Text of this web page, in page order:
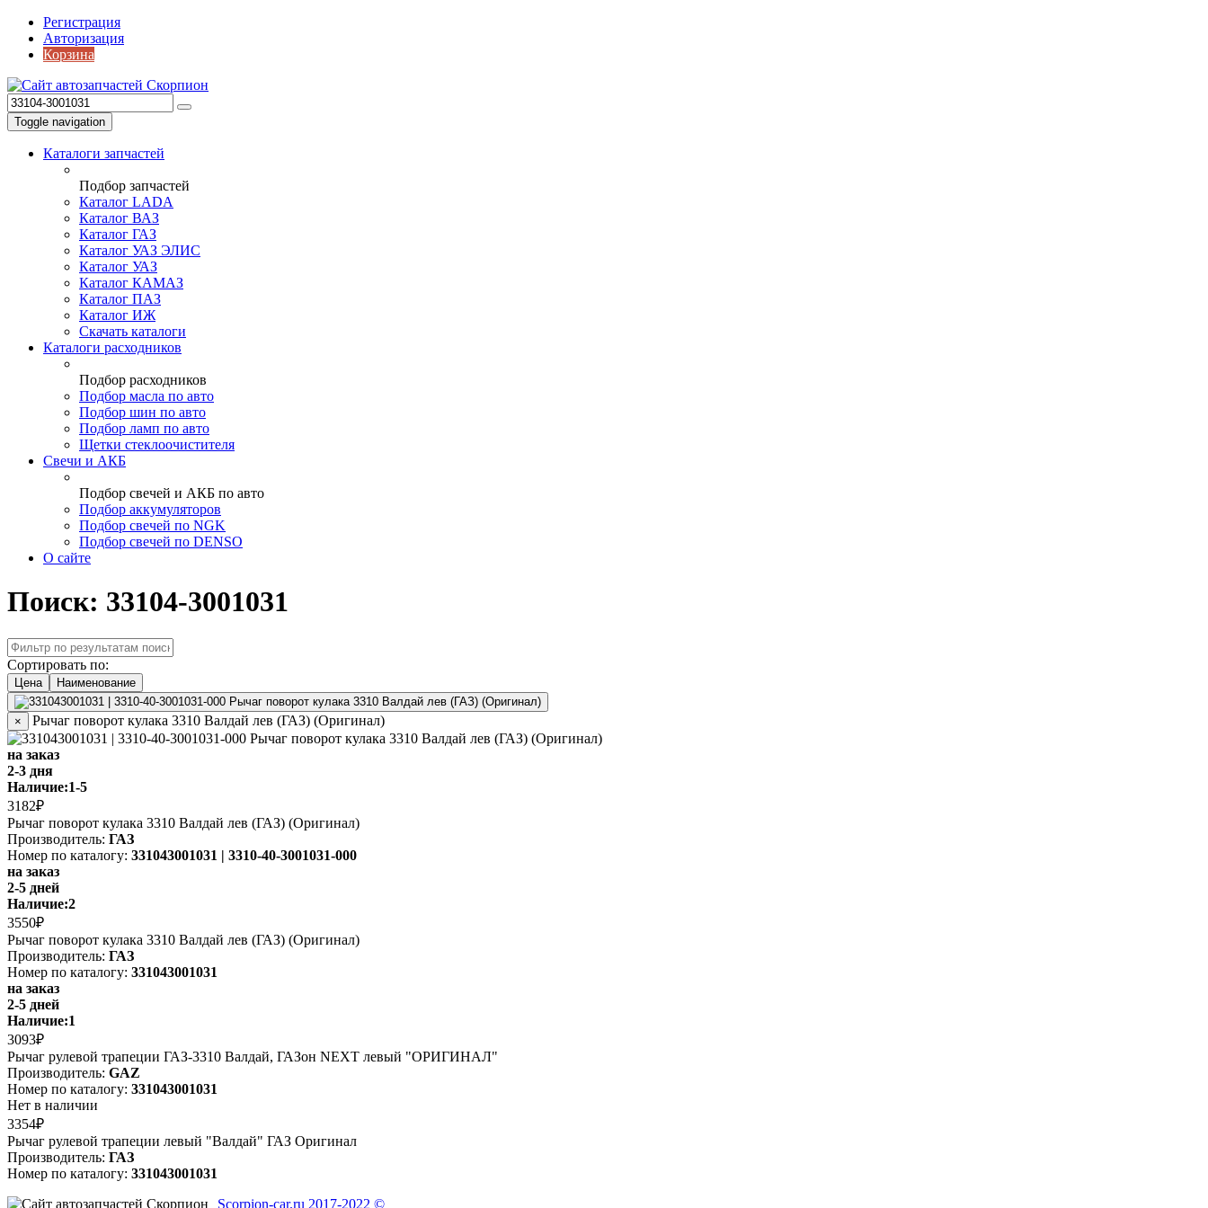
Регистрация
Авторизация
Корзина
Toggle navigation
Каталоги запчастей
Подбор запчастей
Каталог LADA
Каталог ВАЗ
Каталог ГАЗ
Каталог УАЗ ЭЛИС
Каталог УАЗ
Каталог КАМАЗ
Каталог ПАЗ
Каталог ИЖ
Скачать каталоги
Каталоги расходников
Подбор расходников
Подбор масла по авто
Подбор шин по авто
Подбор ламп по авто
Щетки стеклоочистителя
Свечи и АКБ
Подбор свечей и АКБ по авто
Подбор аккумуляторов
Подбор свечей по NGK
Подбор свечей по DENSO
О сайте
Поиск: 33104-3001031
Сортировать по:
Цена Наименование
× Рычаг поворот кулака 3310 Валдай лев (ГАЗ) (Оригинал)
на заказ
2-3 дня
Наличие:1-5
3182₽
Рычаг поворот кулака 3310 Валдай лев (ГАЗ) (Оригинал)
Производитель: ГАЗ
Номер по каталогу: 331043001031 | 3310-40-3001031-000
на заказ
2-5 дней
Наличие:2
3550₽
Рычаг поворот кулака 3310 Валдай лев (ГАЗ) (Оригинал)
Производитель: ГАЗ
Номер по каталогу: 331043001031
на заказ
2-5 дней
Наличие:1
3093₽
Рычаг рулевой трапеции ГАЗ-3310 Валдай, ГАЗон NEXT левый "ОРИГИНАЛ"
Производитель: GAZ
Номер по каталогу: 331043001031
Нет в наличии
3354₽
Рычаг рулевой трапеции левый "Валдай" ГАЗ Оригинал
Производитель: ГАЗ
Номер по каталогу: 331043001031
Scorpion-car.ru 2017-2022 ©